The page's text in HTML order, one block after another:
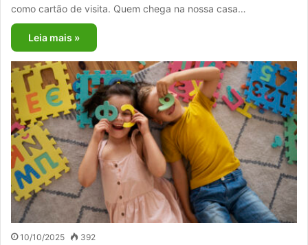
como cartão de visita. Quem chega na nossa casa…
Leia mais »
10/10/2025 392